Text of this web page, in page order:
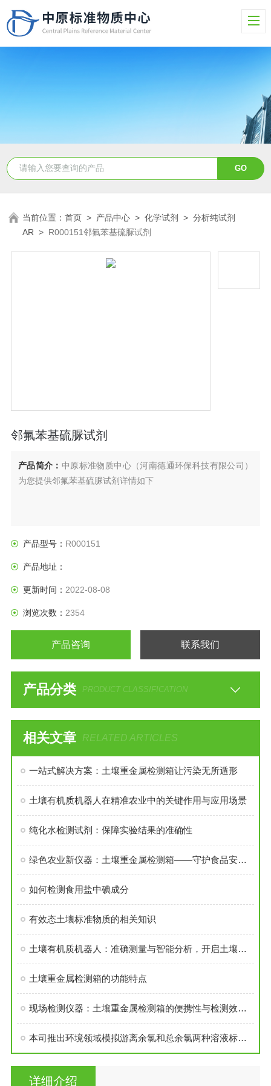
当前位置：首页 > 产品中心 >化学试剂 >分析纯试剂
AR > R000151邻氟苯基硫脲试剂
邻氟苯基硫脲试剂
产品简介： 中原标准物质中心（河南德通环保科技有限公司）
为您提供邻氟苯基硫脲试剂详情如下
产品型号： R000151
产品地址：
更新时间： 2022-08-08
浏览次数： 2354
产品咨询 联系我们
产品分类 PRODUCT CLASSIFICATION
相关文章 RELATED ARTICLES
一站式解决方案：土壤重金属检测箱让污染无所遁形
土壤有机质机器人在精准农业中的关键作用与应用场景
纯化水检测试剂：保障实验结果的准确性
绿色农业新仪器：土壤重金属检测箱——守护食品安全的坚固牌
如何检测食用盐中碘成分
有效态土壤标准物质的相关知识
土壤有机质机器人：准确测量与智能分析，开启土壤管理新时代
土壤重金属检测箱的功能特点
现场检测仪器：土壤重金属检测箱的便携性与检测效率优势解析
本司推出环境领域模拟游离余氯和总余氯两种溶液标准物质
详细介绍